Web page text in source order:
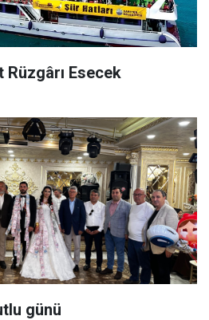
Rüzgârı Esecek
günü